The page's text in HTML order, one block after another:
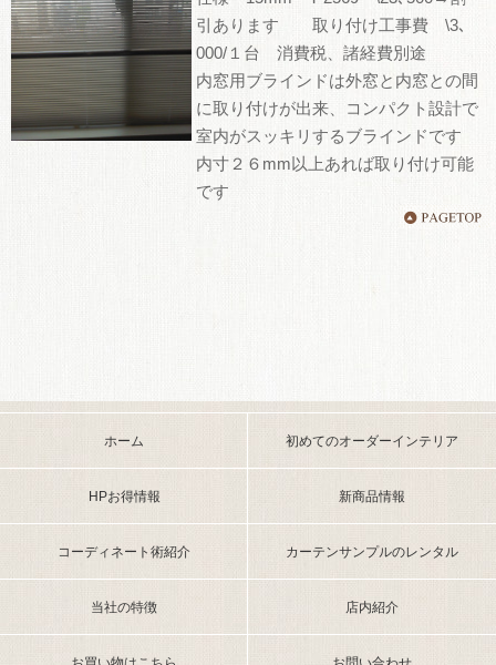
引あります 取り付け工事費 \3､
000/１台 消費税、諸経費別途
内窓用ブラインドは外窓と内窓との間
に取り付けが出来、コンパクト設計で
室内がスッキリするブラインドです
内寸２６mm以上あれば取り付け可能
です
ホーム 初めてのオーダーインテリア
HPお得情報 新商品情報
コーディネート術紹介 カーテンサンプルのレンタル
当社の特徴 店内紹介